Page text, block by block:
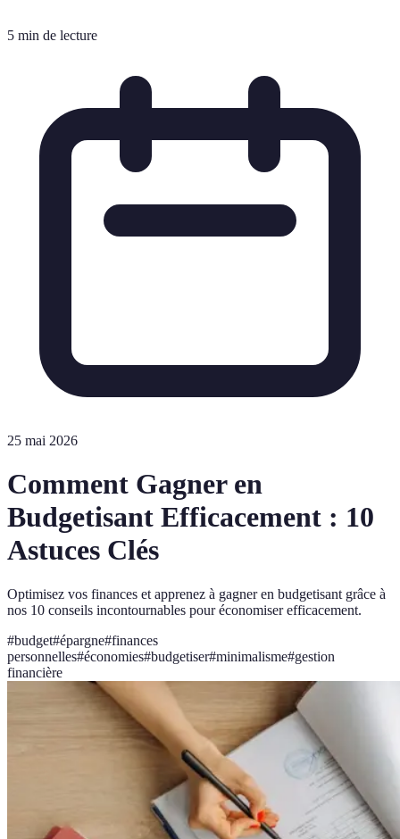
5 min de lecture
25 mai 2026
Comment Gagner en
Budgetisant Efficacement : 10
Astuces Clés
Optimisez vos finances et apprenez à gagner en budgetisant grâce à
nos 10 conseils incontournables pour économiser efficacement.
#budget#épargne#finances
personnelles#économies#budgetiser#minimalisme#gestion
financière